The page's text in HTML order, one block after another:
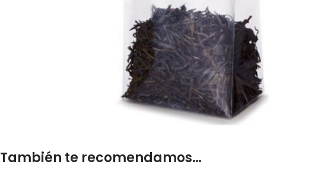
También te recomendamos…